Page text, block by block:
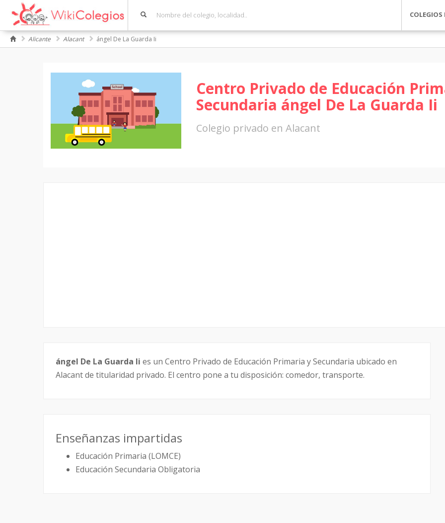
Alicante Alacant ángel De La Guarda Ii
Centro Privado de Educación
Secundaria ángel De La Guarda Ii
Colegio privado en Alacant
ángel De La Guarda Ii es un Centro Privado de Educación Primaria y Secundaria ubicado en
Alacant de titularidad privado. El centro pone a tu disposición: comedor, transporte.
Enseñanzas impartidas
Educación Primaria (LOMCE)
Educación Secundaria Obligatoria